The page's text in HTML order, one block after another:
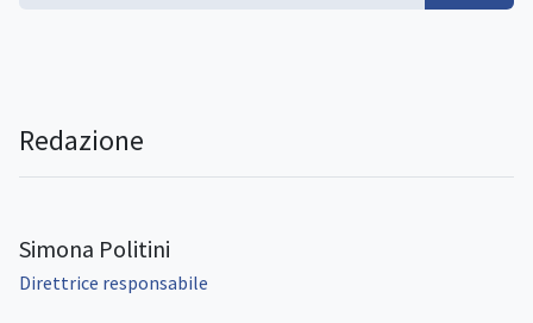
Redazione
Simona Politini
Direttrice responsabile